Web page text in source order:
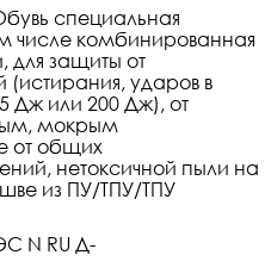
специальная
числе комбинированная
для защиты от
(истирания, ударов в
Дж или 200 Дж), от
мокрым
от общих
нетоксичной пыли на
из ПУ/ТПУ/ТПУ
N RU Д-